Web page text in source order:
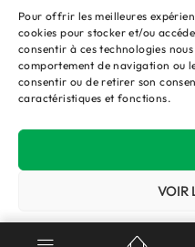
Pour offrir les meilleures
cookies pour stocker et/ou
consentir à ces technologies
comportement de navigation ou
consentir ou de retirer son
caractéristiques et fonctions.
VOIR
Politique de